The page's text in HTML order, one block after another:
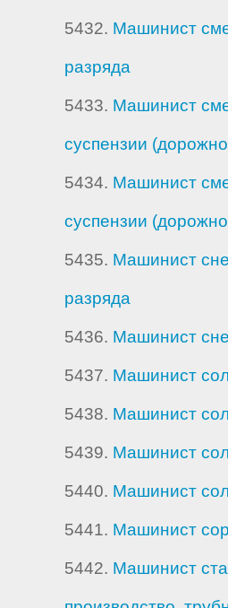
5432. Машинист
разряда
5433. Машинист
суспензии
5434. Машинист
суспензии
5435. Машинист
разряда
5436. Машинист
5437. Машинист
5438. Машинист
5439. Машинист
5440. Машинист
5441. Машинист
5442. Машинист